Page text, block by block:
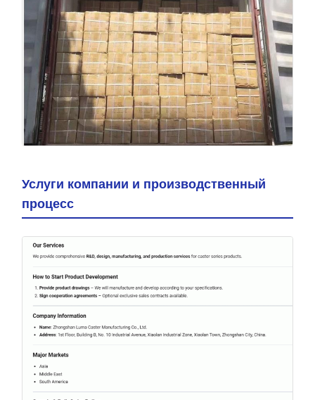
Услуги компании и производственный
процесс